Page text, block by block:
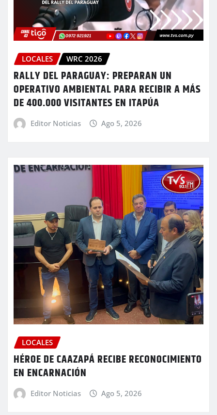
LOCALES WRC 2026
RALLY DEL PARAGUAY: PREPARAN UN
OPERATIVO AMBIENTAL PARA RECIBIR A MÁS
DE 400.000 VISITANTES EN ITAPÚA
Editor Noticias Ago 5, 2026
LOCALES
HÉROE DE CAAZAPÁ RECIBE RECONOCIMIENTO
EN ENCARNACIÓN
Editor Noticias Ago 5, 2026